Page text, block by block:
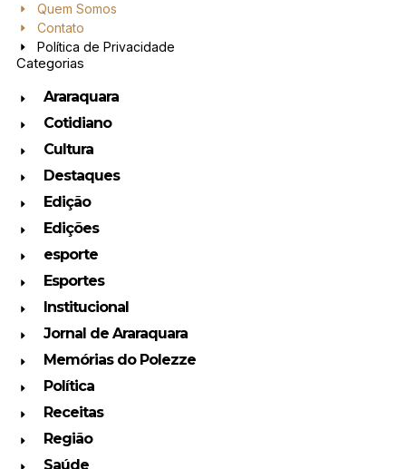
Quem Somos
Contato
Política de Privacidade
Categorias
Araraquara
Cotidiano
Cultura
Destaques
Edição
Edições
esporte
Esportes
Institucional
Jornal de Araraquara
Memórias do Polezze
Política
Receitas
Região
Saúde